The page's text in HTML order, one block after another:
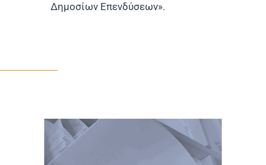
Δημοσίων Επενδύσεων».